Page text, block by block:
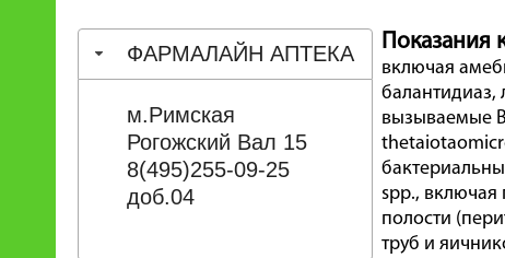
ФАРМАЛАЙН АПТЕКА
м.Римская
Рогожский Вал 15
8(495)255-09-25
доб.04
включая
вызываемые
spp., включая
полости
труб и